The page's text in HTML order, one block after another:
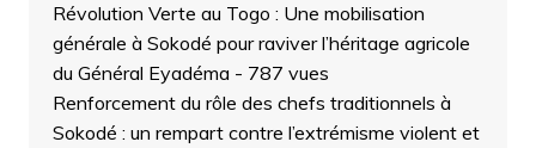
Révolution Verte au Togo : Une mobilisation
générale à Sokodé pour raviver l’héritage agricole
du Général Eyadéma - 787 vues
Renforcement du rôle des chefs traditionnels à
Sokodé : un rempart contre l’extrémisme violent et